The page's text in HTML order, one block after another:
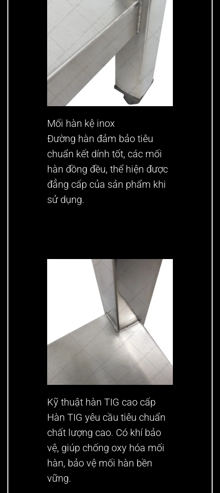
Mối hàn kệ inox
Đường hàn đảm bảo tiêu
chuẩn kết dính tốt, các mối
hàn đồng đều, thể hiện được
đẳng cấp của sản phẩm khi
sử dụng.
Kỹ thuật hàn TIG cao cấp
Hàn TIG yêu cầu tiêu chuẩn
chất lượng cao. Có khí bảo
vệ, giúp chống oxy hóa mối
hàn, bảo vệ mối hàn bền
vững.